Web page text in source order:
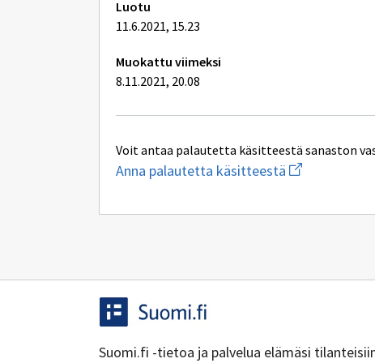
Luotu
11.6.2021, 15.23
Muokattu viimeksi
8.11.2021, 20.08
Voit antaa palautetta käsitteestä sanaston
Anna palautetta käsitteestä Aloita
uuden
kirjoitus
Suomi.fi -tietoa ja palvelua elämäsi